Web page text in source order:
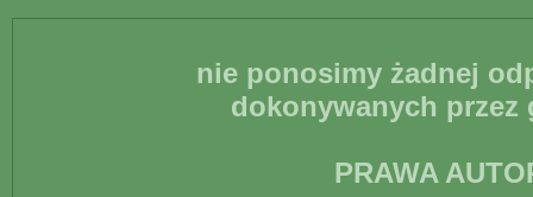
nie ponosimy żadnej
dokonywanych
PRAWA